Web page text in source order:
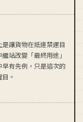
讓貨物在抵達禁運目
站改變「最終用途」
有先例，只是這次的
。